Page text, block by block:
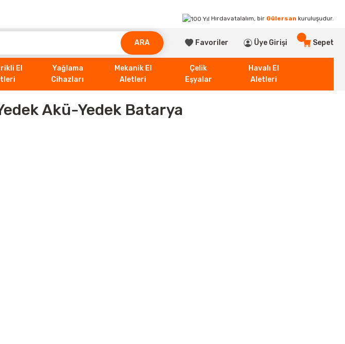
Hırdavatalalım, bir Gülersan kuruluşudur.
ARA Favoriler Üye Girişi Sepet
El
Yağlama
Cihazları
Mekanik El
Aletleri
Çelik
Eşyalar
Havalı El
Aletleri
Akü-Yedek Batarya